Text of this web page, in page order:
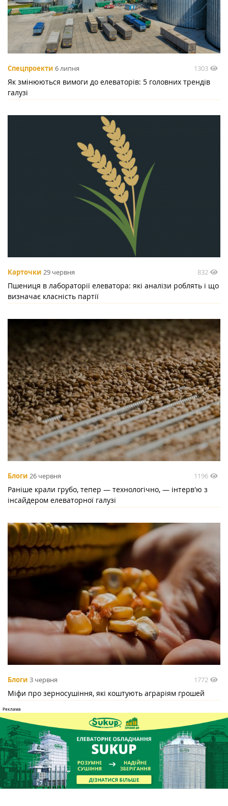
Спецпроекти 6 липня 1303
Як змінюються вимоги до елеваторів: 5 головних трендів
галузі
Карточки 29 червня 832
Пшениця в лабораторії елеватора: які аналізи роблять і що
визначає класність партії
Блоги 26 червня 1196
Раніше крали грубо, тепер — технологічно, — інтерв'ю з
інсайдером елеваторної галузі
Блоги 3 червня 1772
Міфи про зерносушіння, які коштують аграріям грошей